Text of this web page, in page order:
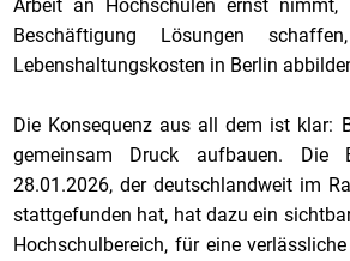
Arbeit an Hochschulen ernst
Beschäftigung Lösungen
Lebenshaltungskosten in Berlin
Die Konsequenz aus all dem ist klar:
gemeinsam Druck aufbauen. Die
28.01.2026, der deutschlandweit im
stattgefunden hat, hat dazu ein
Hochschulbereich, für eine